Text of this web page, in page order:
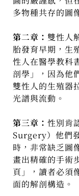
多物種共存的圖
第二章：雙性人
胎發育早期，生
性人在醫學教科
剖學」，因為他
雙性人的生殖器
光譜與流動。
第三章：性別肯
Surgery）他們
時，非常缺乏圖
畫出精確的手術
頁」，讀者必須
面的解剖構造。